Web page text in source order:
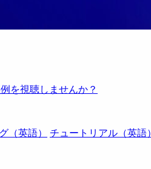
を視聴しませんか？
（英語） チュートリアル（英語）